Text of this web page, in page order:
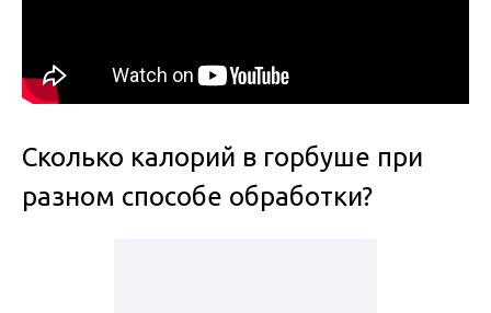
Сколько калорий в горбуше при
разном способе обработки?